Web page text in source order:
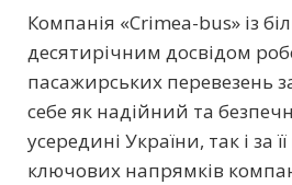
Компанія «Crimea-bus» із
десятирічним досвідом
пасажирських перевезень
себе як надійний та
усередині України, так і за
ключових напрямків